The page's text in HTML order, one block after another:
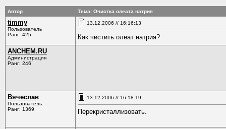
Автор Тема: Очистка олеата натрия
timmy
Пользователь
Ранг: 425
13.12.2006 // 16:16:13
Как чистить олеат натрия?
ANCHEM.RU
Администрация
Ранг: 246
Вячеслав
Пользователь
Ранг: 1369
13.12.2006 // 16:18:19
Перекристаллизовать.